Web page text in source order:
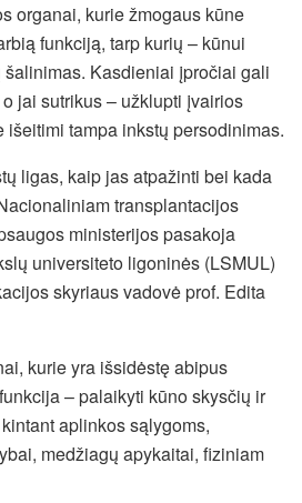
organai, kurie žmogaus kūne
funkciją, tarp kurių – kūnui
Kasdieniai įpročiai gali
jai sutrikus – užklupti įvairios
išeitimi tampa inkstų persodinimas.
ligas, kaip jas atpažinti bei kada
transplantacijos
ministerijos pasakoja
universiteto ligoninės (LSMUL)
skyriaus vadovė prof. Edita
kurie yra išsidėstę abipus
– palaikyti kūno skysčių ir
aplinkos sąlygoms,
medžiagų apykaitai, fiziniam